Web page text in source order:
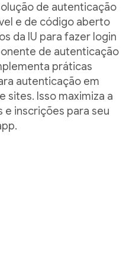
de autenticação
e de código aberto
da IU para fazer login
de autenticação
práticas
autenticação em
sites. Isso maximiza a
e inscrições para seu